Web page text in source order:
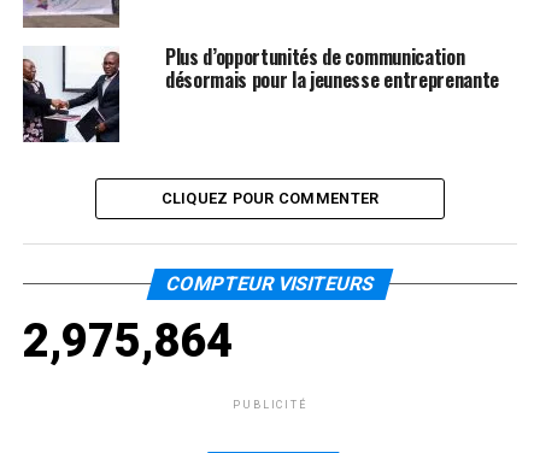
Plus d’opportunités de communication
désormais pour la jeunesse entreprenante
CLIQUEZ POUR COMMENTER
COMPTEUR VISITEURS
2,975,864
PUBLICITÉ